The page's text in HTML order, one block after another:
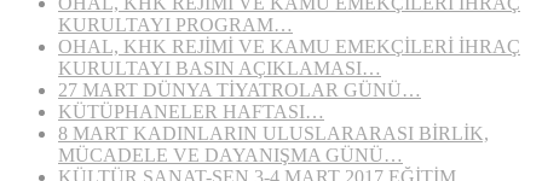
KURULTAYI PROGRAM…
OHAL, KHK REJİMİ VE KAMU EMEKÇİLERİ İHRAÇ
KURULTAYI BASIN AÇIKLAMASI…
27 MART DÜNYA TİYATROLAR GÜNÜ…
KÜTÜPHANELER HAFTASI…
8 MART KADINLARIN ULUSLARARASI BİRLİK,
MÜCADELE VE DAYANIŞMA GÜNÜ…
KÜLTÜR SANAT-SEN 3-4 MART 2017 EĞİTİM